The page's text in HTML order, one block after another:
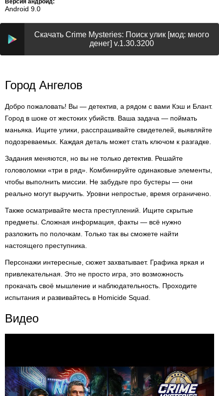
Версия андроид:
Android 9.0
Скачать Crime Mysteries: Поиск улик [мод: много
денег] v.1.30.3200
Город Ангелов
Добро пожаловать! Вы — детектив, а рядом с вами Кэш и Блант.
Город в шоке от жестоких убийств. Ваша задача — поймать
маньяка. Ищите улики, расспрашивайте свидетелей, выявляйте
подозреваемых. Каждая деталь может стать ключом к разгадке.
Задания меняются, но вы не только детектив. Решайте
головоломки «три в ряд». Комбинируйте одинаковые элементы,
чтобы выполнить миссии. Не забудьте про бустеры — они
реально могут выручить. Уровни непростые, время ограничено.
Также осматривайте места преступлений. Ищите скрытые
предметы. Сложная информация, факты — всё нужно
разложить по полочкам. Только так вы сможете найти
настоящего преступника.
Персонажи интересные, сюжет захватывает. Графика яркая и
привлекательная. Это не просто игра, это возможность
прокачать своё мышление и наблюдательность. Проходите
испытания и развивайтесь в Homicide Squad.
Видео